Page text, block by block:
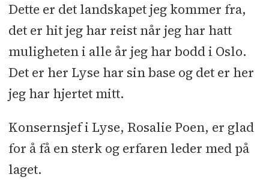
Dette er det landskapet jeg kommer fra,
det er hit jeg har reist når jeg har hatt
muligheten i alle år jeg har bodd i Oslo.
Det er her Lyse har sin base og det er her
jeg har hjertet mitt.
Konsernsjef i Lyse, Rosalie Poen, er glad
for å få en sterk og erfaren leder med på
laget.